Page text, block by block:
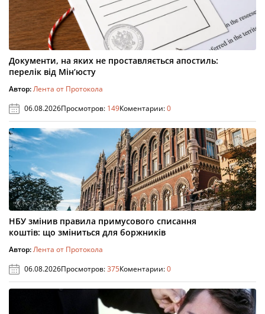
Документи, на яких не проставляється апостиль:
перелік від Мін’юсту
Автор:Лента от Протокола
06.08.2026Просмотров: 149Коментарии:0
НБУ змінив правила примусового списання
коштів: що зміниться для боржників
Автор:Лента от Протокола
06.08.2026Просмотров:375Коментарии:0